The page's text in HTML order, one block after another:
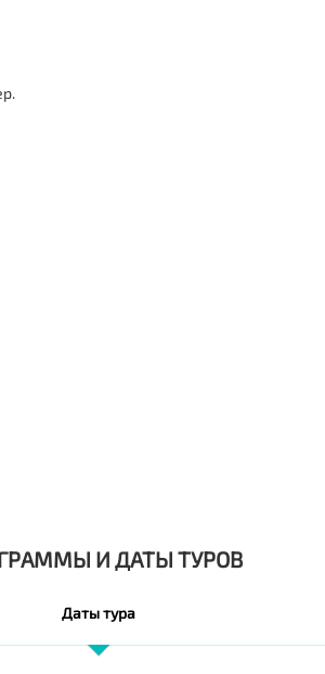
И ДАТЫ ТУРОВ
Даты тура